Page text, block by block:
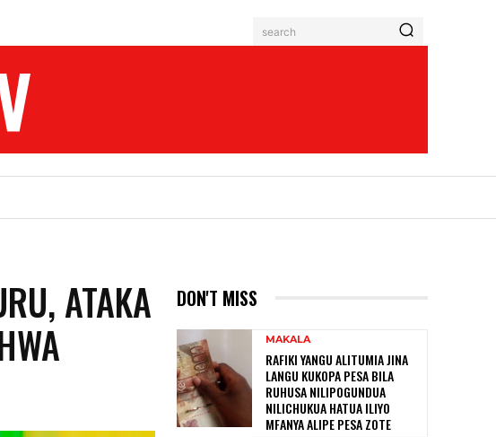
search
ATAKA
DON'T MISS
MAKALA
RAFIKI YANGU ALITUMIA JINA
LANGU KUKOPA PESA BILA
RUHUSA NILIPOGUNDUA
NILICHUKUA HATUA ILIYO
MFANYA ALIPE PESA ZOTE